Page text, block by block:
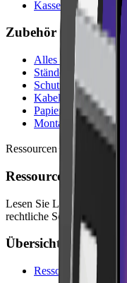
Kassenladen
Zubehör
Alles Zubehör
Ständer &
Schutzhüllen
Kabel & Ladegeräte
Papierrollen
Montage-Sets
Ressourcen
Ressourcen
Lesen Sie Leitfäden,
rechtliche Seiten für die
Übersicht
Ressourcen